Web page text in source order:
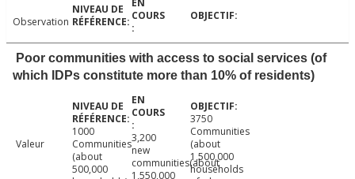
Observation
Poor communities with access to social services (of
which IDPs constitute more than 10% of residents)
Valeur
1000
Communities
(about
500,000
3,200
new
communities(about
1,550,000
3750
Communities
(about
1,500,000
households